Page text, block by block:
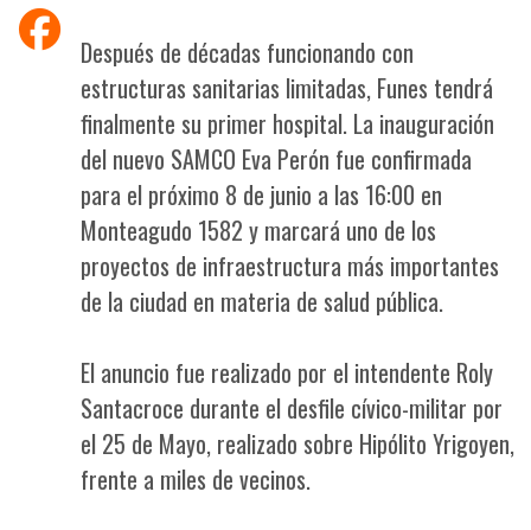
Después de décadas funcionando con
estructuras sanitarias limitadas, Funes tendrá
finalmente su primer hospital. La inauguración
del nuevo SAMCO Eva Perón fue confirmada
para el próximo 8 de junio a las 16:00 en
Monteagudo 1582 y marcará uno de los
proyectos de infraestructura más importantes
de la ciudad en materia de salud pública.
El anuncio fue realizado por el intendente Roly
Santacroce durante el desfile cívico-militar por
el 25 de Mayo, realizado sobre Hipólito Yrigoyen,
frente a miles de vecinos.